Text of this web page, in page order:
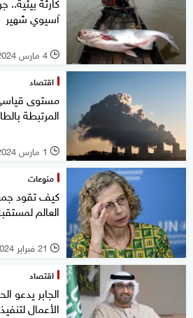
آسيوي شهير
l 4 مارس 2024
اقتصاد
مستوى قياسي
المرتبطة
l 1 مارس 2024
منوعات
كيف تقود
العالم
l 21 فبراير 2024
اقتصاد
الجابر يدعو
الأعمال